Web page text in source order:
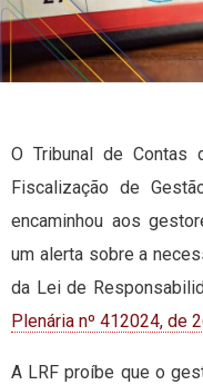
O Tribunal de Contas
Fiscalização de
encaminhou aos
um alerta sobre a
da Lei de
Plenária nº 412024, de
A LRF proíbe que o